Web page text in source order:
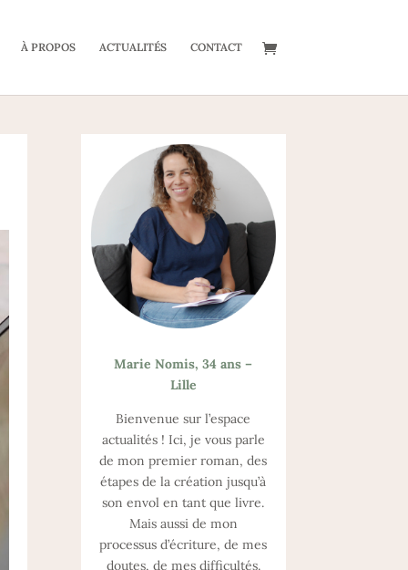
À PROPOS ACTUALITÉS CONTACT
Marie Nomis, 34 ans –
Lille
Bienvenue sur l’espace
actualités ! Ici, je vous parle
de mon premier roman, des
étapes de la création jusqu’à
son envol en tant que livre.
Mais aussi de mon
processus d’écriture, de mes
doutes, de mes difficultés.